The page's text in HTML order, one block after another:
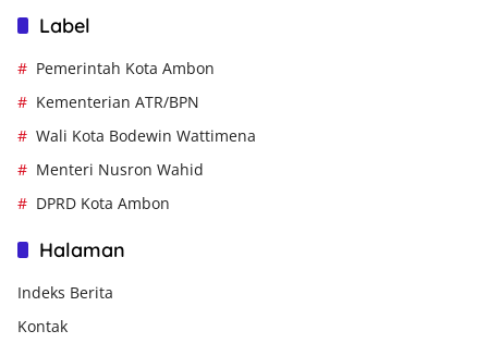
Label
Pemerintah Kota Ambon
Kementerian ATR/BPN
Wali Kota Bodewin Wattimena
Menteri Nusron Wahid
DPRD Kota Ambon
Halaman
Indeks Berita
Kontak